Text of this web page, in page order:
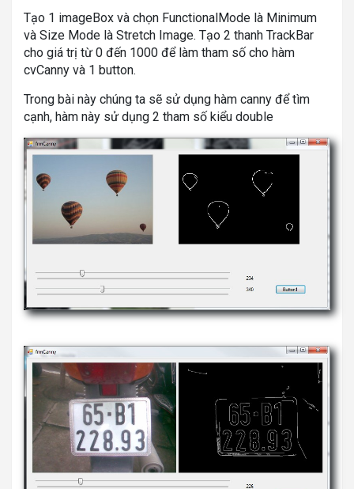
Tạo 1 imageBox và chọn FunctionalMode là Minimum
và Size Mode là Stretch Image. Tạo 2 thanh TrackBar
cho giá trị từ 0 đến 1000 để làm tham số cho hàm
cvCanny và 1 button.
Trong bài này chúng ta sẽ sử dụng hàm canny để tìm
cạnh, hàm này sử dụng 2 tham số kiểu double